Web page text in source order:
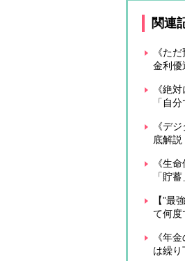
関連
《た
金利優
《絶
「自
《デ
底解説
《生
「貯
【”
て何度
《年
は繰り